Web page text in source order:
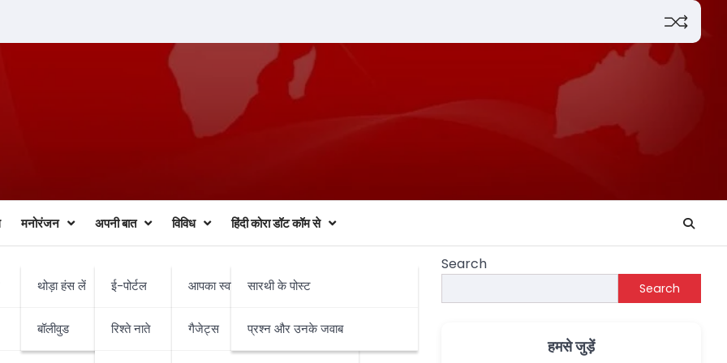
मनोरंजन
थोड़ा हंस लें
बॉलीवुड
अपनी बात
ई-पोर्टल
रिश्ते नाते
विविध
आपका स्वास्थ्य व चिकित्सा
गैजेट्स
हिंदी कोरा डॉट कॉम से
सारथी के पोस्ट
प्रश्न और उनके जवाब
सर्दी के कपड़े वितरण
Search
Search
हमसे जुड़ें